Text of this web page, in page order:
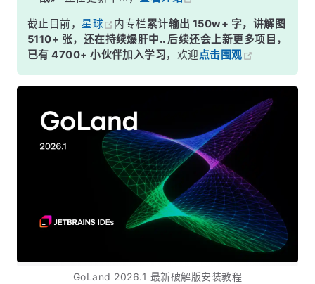
截止目前， 星球 内专栏累计输出 150w+ 字，讲解图
5110+ 张，还在持续爆肝中.. 后续还会上新更多项目，
已有 4700+ 小伙伴加入学习，欢迎点击围观
GoLand 2026.1 最新破解版安装教程